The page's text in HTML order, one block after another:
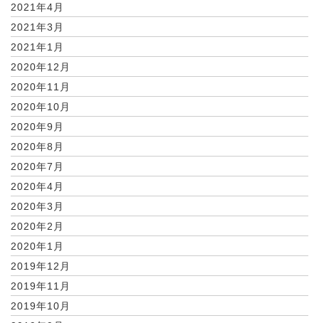
2021年4月
2021年3月
2021年1月
2020年12月
2020年11月
2020年10月
2020年9月
2020年8月
2020年7月
2020年4月
2020年3月
2020年2月
2020年1月
2019年12月
2019年11月
2019年10月